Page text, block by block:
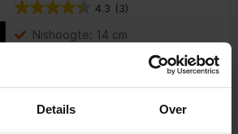
Details Over
4.3 (3)
Nishoogte: 14 cm
899,-